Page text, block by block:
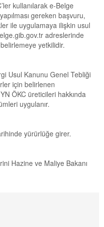
kullanılarak e-Belge
gereken başvuru,
ile uygulamaya ilişkin usul
adreslerinde
yetkilidir.
Usul Kanunu Genel Tebliği
için belirlenen
ÖKC üreticileri hakkında
uygulanır.
yürürlüğe girer.
Hazine ve Maliye Bakanı